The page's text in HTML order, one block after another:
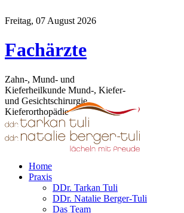
Freitag, 07 August 2026
Fachärzte
Zahn-, Mund- und
Kieferheilkunde Mund-, Kiefer-
und Gesichtschirurgie
Kieferorthopädie
Home
Praxis
DDr. Tarkan Tuli
DDr. Natalie Berger-Tuli
Das Team